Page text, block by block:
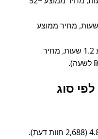
אוטובוס: זמן ממוצע 4.1 שעות, מחיר ממוצע
הסעה פרטית: זמן ממוצע 1.2 שעות, מחיר
לפי סוג